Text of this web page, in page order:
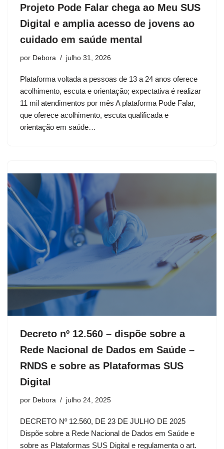
Projeto Pode Falar chega ao Meu SUS
Digital e amplia acesso de jovens ao
cuidado em saúde mental
por Debora julho 31, 2026
Plataforma voltada a pessoas de 13 a 24 anos oferece
acolhimento, escuta e orientação; expectativa é realizar
11 mil atendimentos por mês A plataforma Pode Falar,
que oferece acolhimento, escuta qualificada e
orientação em saúde…
Decreto nº 12.560 – dispõe sobre a
Rede Nacional de Dados em Saúde –
RNDS e sobre as Plataformas SUS
Digital
por Debora julho 24, 2025
DECRETO Nº 12.560, DE 23 DE JULHO DE 2025
Dispõe sobre a Rede Nacional de Dados em Saúde e
sobre as Plataformas SUS Digital e regulamenta o art.